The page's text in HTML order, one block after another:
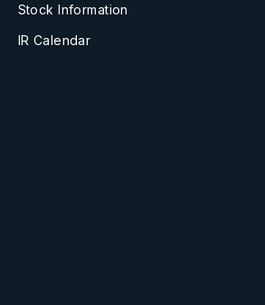
Stock Information
IR Calendar